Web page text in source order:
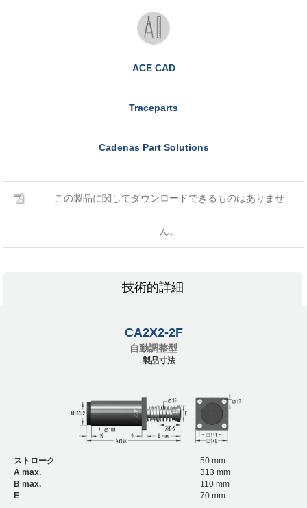
ACE CAD
Traceparts
Cadenas Part Solutions
この製品に関してダウンロードできるものはありませ
ん。
技術的詳細
CA2X2-2F
自動調整型
製品寸法
ストローク
50 mm
A max.
313 mm
B max.
110 mm
E
70 mm